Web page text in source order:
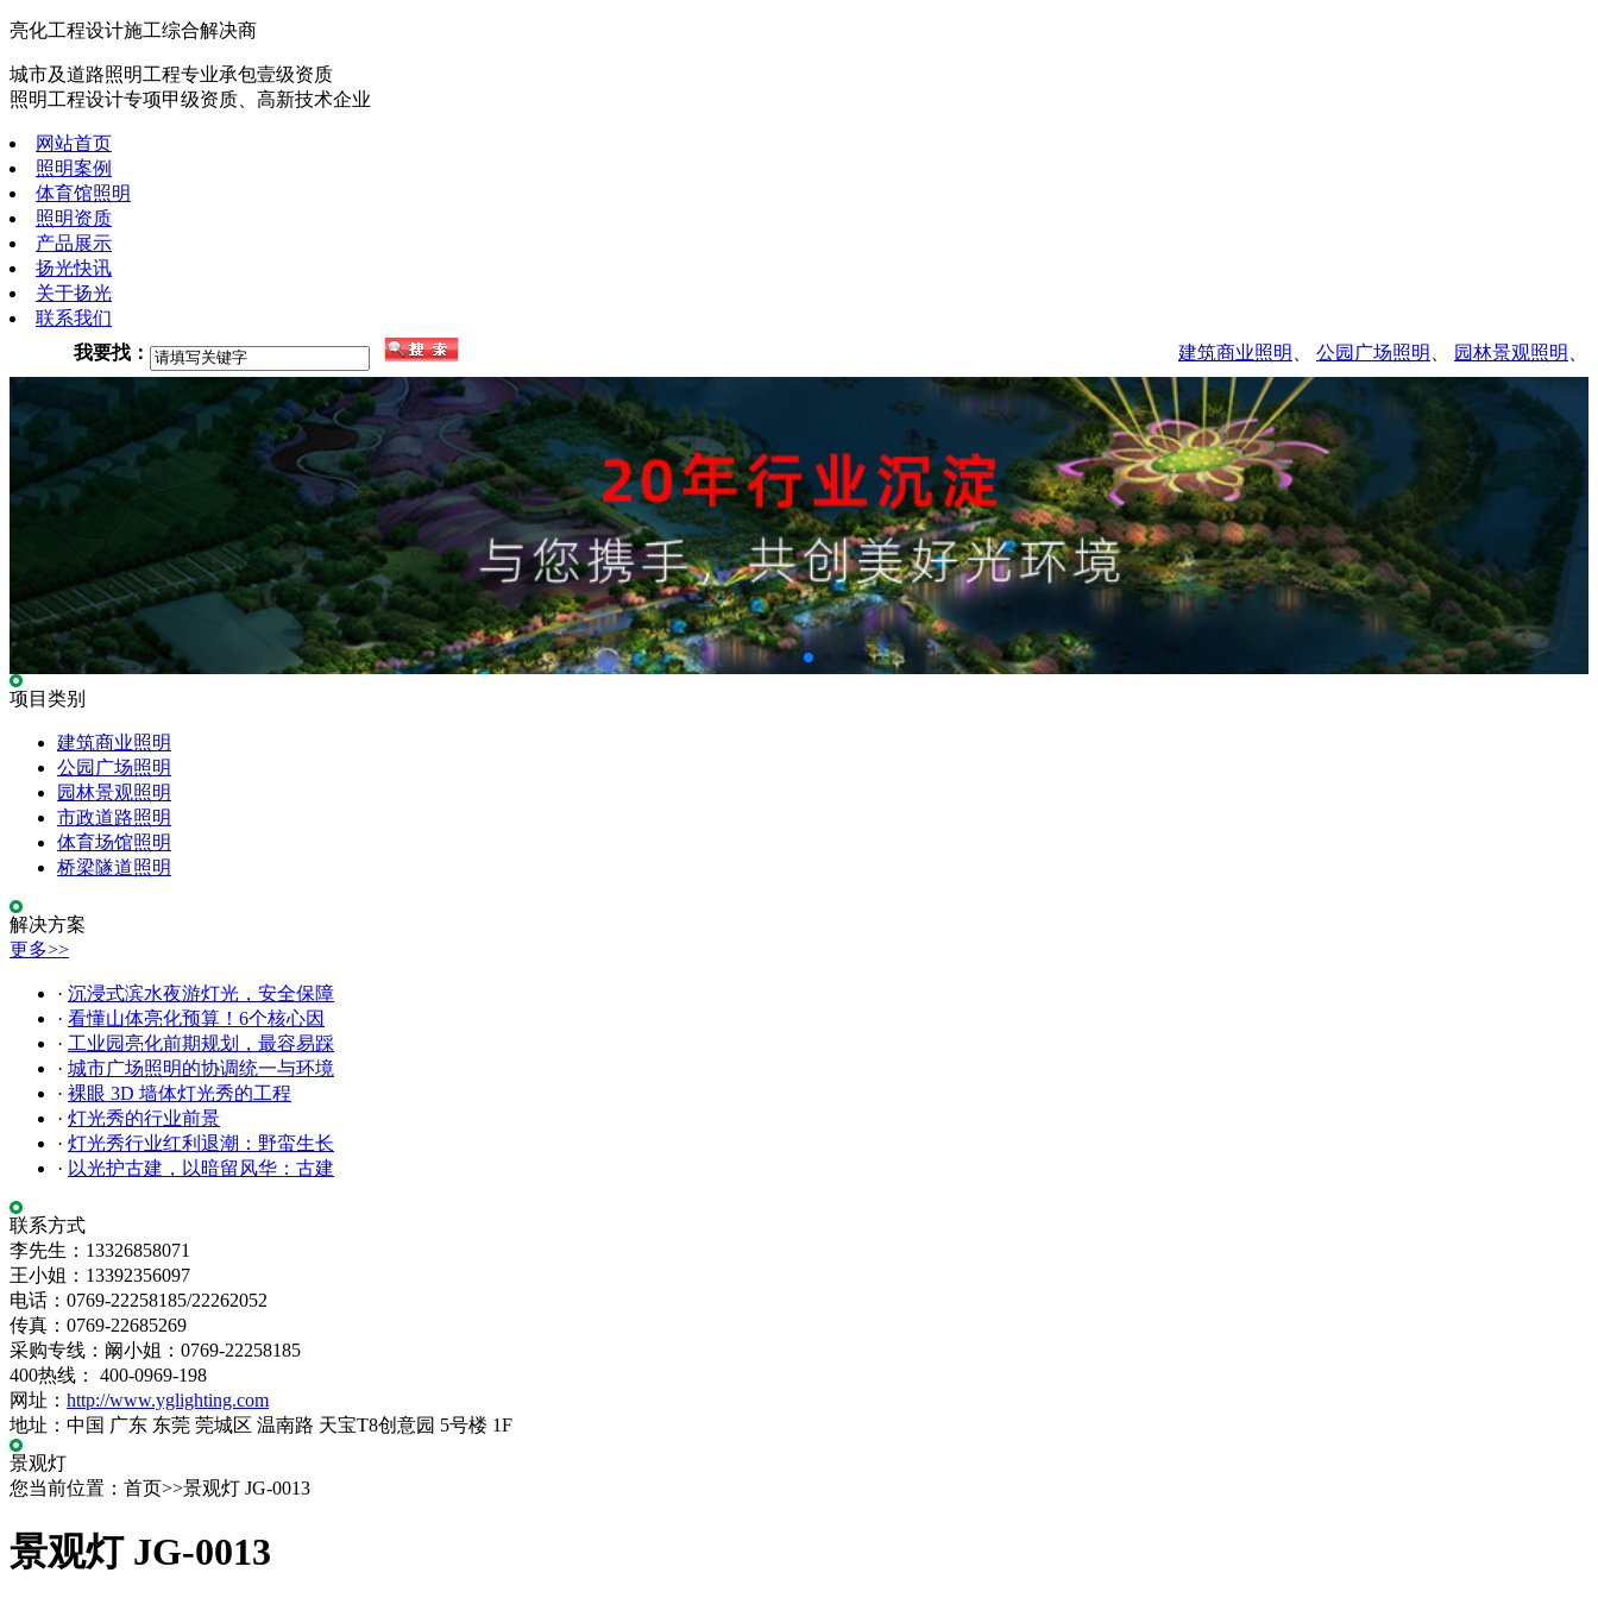
亮化工程设计施工综合解决商
城市及道路照明工程专业承包壹级资质
照明工程设计专项甲级资质、高新技术企业
网站首页
照明案例
体育馆照明
照明资质
产品展示
扬光快讯
关于扬光
联系我们
我要找：
建筑商业照明、公园广场照明、园林景观照明、市政
项目类别
建筑商业照明
公园广场照明
园林景观照明
市政道路照明
体育场馆照明
桥梁隧道照明
解决方案
更多>>
· 沉浸式滨水夜游灯光，安全保障
· 看懂山体亮化预算！6个核心因
· 工业园亮化前期规划，最容易踩
· 城市广场照明的协调统一与环境
· 裸眼 3D 墙体灯光秀的工程
· 灯光秀的行业前景
· 灯光秀行业红利退潮：野蛮生长
· 以光护古建，以暗留风华：古建
联系方式
李先生：13326858071
王小姐：13392356097
电话：0769-22258185/22262052
传真：0769-22685269
采购专线：阚小姐：0769-22258185
400热线： 400-0969-198
网址： http://www.yglighting.com
地址：中国 广东 东莞 莞城区 温南路 天宝T8创意园 5号楼 1F
景观灯
您当前位置：首页>>景观灯 JG-0013
景观灯 JG-0013